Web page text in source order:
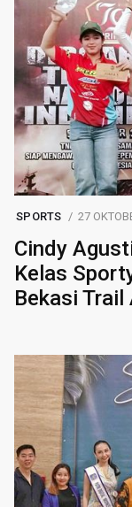
SPORTS 27
Cindy
Kelas
Bekasi